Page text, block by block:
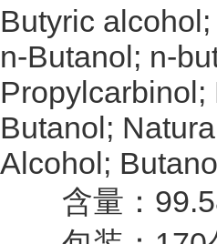
Butyric
n-Butanol; n-
Propylcarbinol;
Butanol;
Alcohol;
含量：